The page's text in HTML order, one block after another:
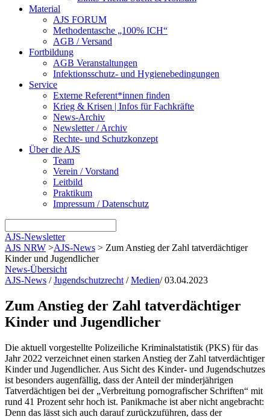
Material
AJS FORUM
Methodentasche „100% ICH“
AGB / Versand
Fortbildung
AGB Veranstaltungen
Infektionsschutz- und Hygienebedingungen
Service
Externe Referent*innen finden
Krieg & Krisen | Infos für Fachkräfte
News-Archiv
Newsletter / Archiv
Rechte- und Schutzkonzept
Über die AJS
Team
Verein / Vorstand
Leitbild
Praktikum
Impressum / Datenschutz
AJS-Newsletter
AJS NRW >AJS-News > Zum Anstieg der Zahl tatverdächtiger
Kinder und Jugendlicher
News-Übersicht
AJS-News /Jugendschutzrecht /Medien/03.04.2023
Zum Anstieg der Zahl tatverdächtiger
Kinder und Jugendlicher
Die aktuell vorgestellte Polizeiliche Kriminalstatistik (PKS) für das
Jahr 2022 verzeichnet einen starken Anstieg der Zahl tatverdächtiger
Kinder und Jugendlicher. Aus Sicht des Kinder- und Jugendschutzes
ist besonders augenfällig, dass der Anteil der minderjährigen
Tatverdächtigen bei der „Verbreitung pornografischer Schriften“ mit
rund 41 Prozent sehr hoch ist. Panikmache ist aber nicht angebracht:
Denn das lässt sich auch darauf zurückzuführen, dass der